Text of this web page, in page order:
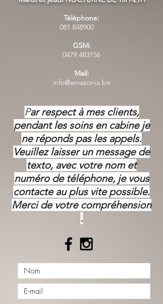
Téléphone:
081 848900
GSM:
0479 483156
Mail:
info@amazonia.be
Par respect à mes clients,
pendant les soins en cabine je
ne réponds pas les appels.
Veuillez laisser un message de
texto, avec votre nom et
numéro de téléphone, je vous
contacte au plus vite possible.
Merci de votre compréhension
.